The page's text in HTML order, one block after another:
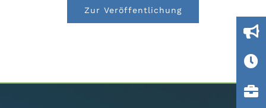
Zur Veröffentlichung